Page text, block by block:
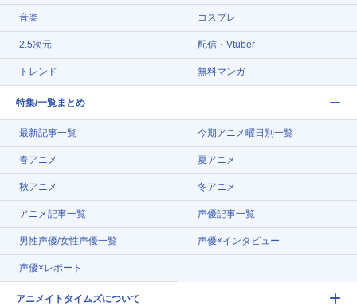
音楽 コスプレ
2.5次元 配信・Vtuber
トレンド 無料マンガ
特集/一覧まとめ
最新記事一覧 今期アニメ曜日別一覧
春アニメ 夏アニメ
秋アニメ 冬アニメ
アニメ記事一覧 声優記事一覧
男性声優/女性声優一覧 声優×インタビュー
声優×レポート
アニメイトタイムズについて